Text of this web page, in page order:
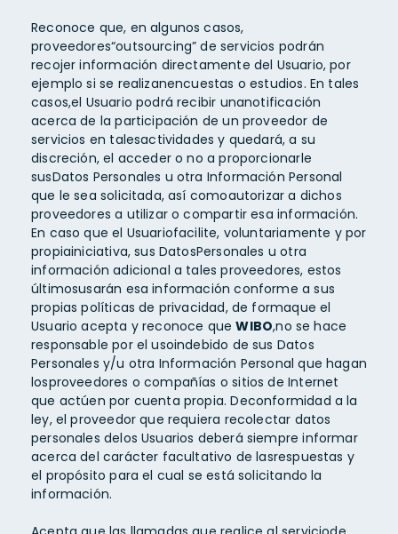
Reconoce que, en algunos casos,
proveedores“outsourcing” de servicios podrán
recojer información directamente del Usuario, por
ejemplo si se realizanencuestas o estudios. En tales
casos,el Usuario podrá recibir unanotificación
acerca de la participación de un proveedor de
servicios en talesactividades y quedará, a su
discreción, el acceder o no a proporcionarle
susDatos Personales u otra Información Personal
que le sea solicitada, así comoautorizar a dichos
proveedores a utilizar o compartir esa información.
En caso que el Usuariofacilite, voluntariamente y por
propiainiciativa, sus DatosPersonales u otra
información adicional a tales proveedores, estos
últimosusarán esa información conforme a sus
propias políticas de privacidad, de formaque el
Usuario acepta y reconoce queWIBO,no se hace
responsable por el usoindebido de sus Datos
Personales y/u otra Información Personal que hagan
losproveedores o compañías o sitios de Internet
que actúen por cuenta propia. Deconformidad a la
ley, el proveedor que requiera recolectar datos
personales delos Usuarios deberá siempre informar
acerca del carácter facultativo de lasrespuestas y
el propósito para el cual se está solicitando la
información.